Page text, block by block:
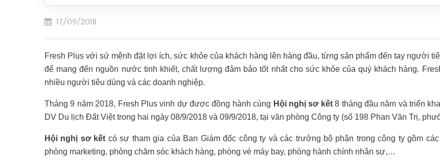
17/09/2018
Fresh Plus với sứ mệnh đặt lợi ích, sức khỏe của khách hàng lên hàng đầu, từng sản phẩm đến tay người
để mang đến nguồn nước tinh khiết, chất lượng đảm bảo tốt nhất cho sức khỏe của quý khách hàng.
nhiều người tiêu dùng và các doanh nghiệp.
Tháng 9 năm 2018, Fresh Plus vinh dự được đồng hành cùng Hội nghị sơ kết8 tháng đầu năm và triển
DV Du lịch Đất Việt trong hai ngày 08/9/2018 và 09/9/2018, tại văn phòng Công ty (số 198 Phan Văn Trị,
Hội nghị sơ kết có sự tham gia của Ban Giám đốc công ty và các trưởng bộ phận trong công ty gồm
phòng marketing, phòng chăm sóc khách hàng, phòng vé máy bay, phòng hành chính nhân sự,…